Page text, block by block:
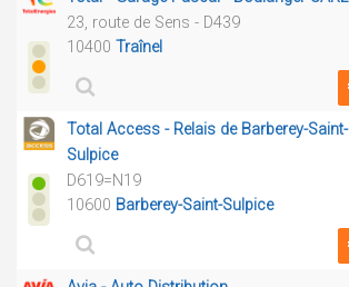
23, route de Sens - D439
10400 Traînel
Total Access - Relais de Barberey-Saint-
Sulpice
D619=N19
10600 Barberey-Saint-Sulpice